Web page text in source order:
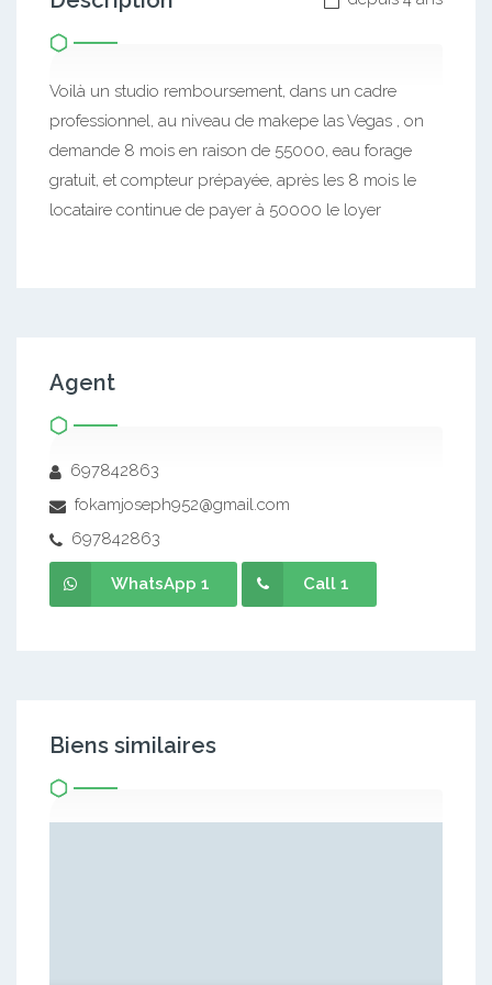
Voilà un studio remboursement, dans un cadre
professionnel, au niveau de makepe las Vegas , on
demande 8 mois en raison de 55000, eau forage
gratuit, et compteur prépayée, après les 8 mois le
locataire continue de payer à 50000 le loyer
Agent
697842863
fokamjoseph952@gmail.com
697842863
WhatsApp 1 Call 1
Biens similaires